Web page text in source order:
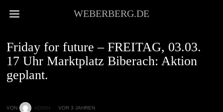
WEBERBERG.DE
Friday for future – FREITAG, 03.03.
17 Uhr Marktplatz Biberach: Aktion
geplant.
VON ADMIN VOR 3 JAHREN